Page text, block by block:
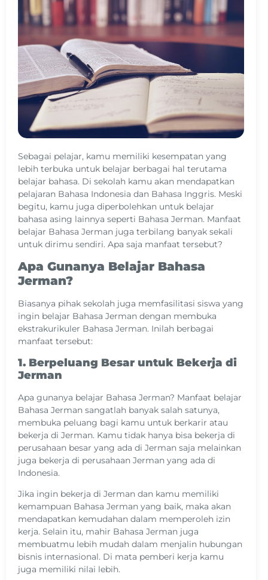
Sebagai pelajar, kamu memiliki kesempatan yang
lebih terbuka untuk belajar berbagai hal terutama
belajar bahasa. Di sekolah kamu akan mendapatkan
pelajaran Bahasa Indonesia dan Bahasa Inggris. Meski
begitu, kamu juga diperbolehkan untuk belajar
bahasa asing lainnya seperti Bahasa Jerman. Manfaat
belajar Bahasa Jerman juga terbilang banyak sekali
untuk dirimu sendiri. Apa saja manfaat tersebut?
Apa Gunanya Belajar Bahasa
Jerman?
Biasanya pihak sekolah juga memfasilitasi siswa yang
ingin belajar Bahasa Jerman dengan membuka
ekstrakurikuler Bahasa Jerman. Inilah berbagai
manfaat tersebut:
1. Berpeluang Besar untuk Bekerja di
Jerman
Apa gunanya belajar Bahasa Jerman? Manfaat belajar
Bahasa Jerman sangatlah banyak salah satunya,
membuka peluang bagi kamu untuk berkarir atau
bekerja di Jerman. Kamu tidak hanya bisa bekerja di
perusahaan besar yang ada di Jerman saja melainkan
juga bekerja di perusahaan Jerman yang ada di
Indonesia.
Jika ingin bekerja di Jerman dan kamu memiliki
kemampuan Bahasa Jerman yang baik, maka akan
mendapatkan kemudahan dalam memperoleh izin
kerja. Selain itu, mahir Bahasa Jerman juga
membuatmu lebih mudah dalam menjalin hubungan
bisnis internasional. Di mata pemberi kerja kamu
juga memiliki nilai lebih.